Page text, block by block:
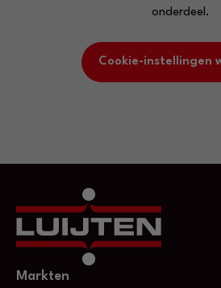
onderdeel.
Cookie-instellingen
Markten